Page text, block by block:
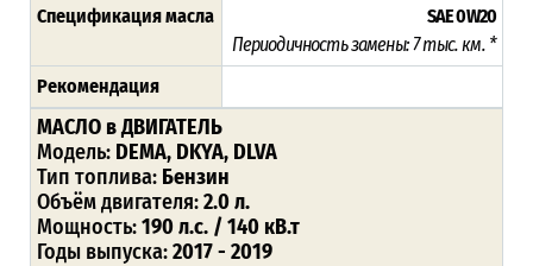
Спецификация масла
SAE 0W20
Периодичность замены: 7 тыс. км. *
Рекомендация
МАСЛО в ДВИГАТЕЛЬ
Модель: DEMA, DKYA, DLVA
Тип топлива: Бензин
Объём двигателя:2.0 л.
Мощность:190 л.с. / 140 кВ.т
Годы выпуска:2017 - 2019